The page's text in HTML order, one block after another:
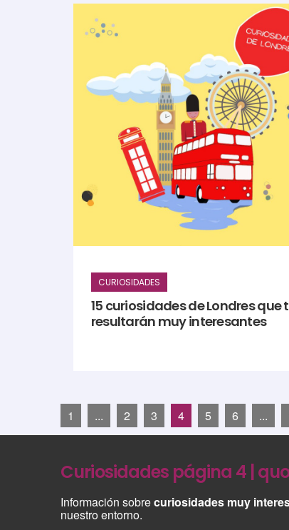
CURIOSIDADES
15 curiosidades de Londres que
resultarán muy interesantes
1 ... 2 3 4 5 6 ...
Curiosidades página 4 |
Información sobrecuriosidades muy
nuestro entorno.